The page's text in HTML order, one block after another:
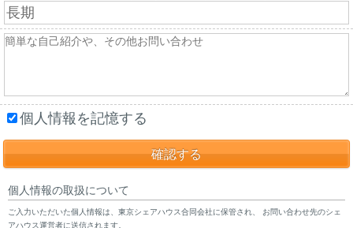
個人情報を記憶する
個人情報の取扱について
ご入力いただいた個人情報は、東京シェアハウス合同会社に保管され、 お問い合わせ先のシェ
アハウス運営者に送信されます。